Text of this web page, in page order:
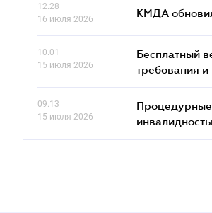
12.28
16 июля 2026
КМДА
10.01
15 июля 2026
Бесплатный
требования и
09.13
15 июля 2026
Процедурные